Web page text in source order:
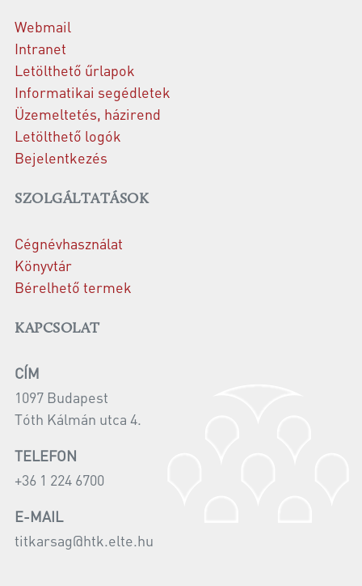
Webmail
Intranet
Letölthető űrlapok
Informatikai segédletek
Üzemeltetés, házirend
Letölthető logók
Bejelentkezés
SZOLGÁLTATÁSOK
Cégnévhasználat
Könyvtár
Bérelhető termek
KAPCSOLAT
CÍM
1097 Budapest
Tóth Kálmán utca 4.
TELEFON
+36 1 224 6700
E-MAIL
titkarsag@htk.elte.hu